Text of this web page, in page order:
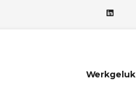
Werkgeluk